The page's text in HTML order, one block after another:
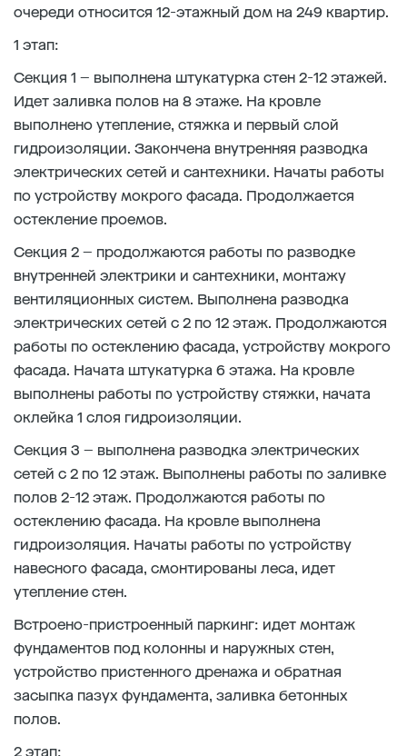
очереди относится 12-этажный дом на 249 квартир.
1 этап:
Секция 1 – выполнена штукатурка стен 2-12 этажей.
Идет заливка полов на 8 этаже. На кровле
выполнено утепление, стяжка и первый слой
гидроизоляции. Закончена внутренняя разводка
электрических сетей и сантехники. Начаты работы
по устройству мокрого фасада. Продолжается
остекление проемов.
Секция 2 – продолжаются работы по разводке
внутренней электрики и сантехники, монтажу
вентиляционных систем. Выполнена разводка
электрических сетей с 2 по 12 этаж. Продолжаются
работы по остеклению фасада, устройству мокрого
фасада. Начата штукатурка 6 этажа. На кровле
выполнены работы по устройству стяжки, начата
оклейка 1 слоя гидроизоляции.
Секция 3 – выполнена разводка электрических
сетей с 2 по 12 этаж. Выполнены работы по заливке
полов 2-12 этаж. Продолжаются работы по
остеклению фасада. На кровле выполнена
гидроизоляция. Начаты работы по устройству
навесного фасада, смонтированы леса, идет
утепление стен.
Встроено-пристроенный паркинг: идет монтаж
фундаментов под колонны и наружных стен,
устройство пристенного дренажа и обратная
засыпка пазух фундамента, заливка бетонных
полов.
2 этап: